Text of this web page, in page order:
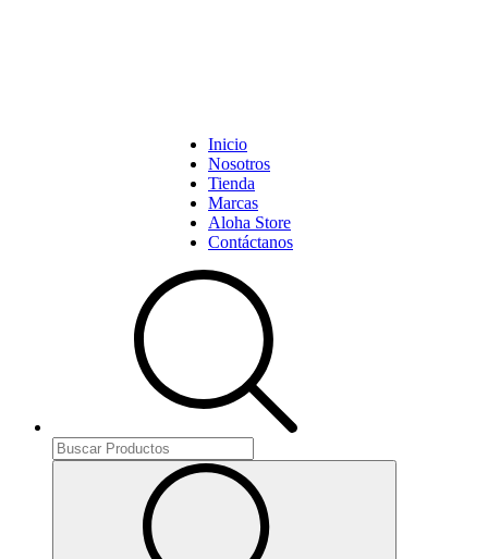
Inicio
Nosotros
Tienda
Marcas
Aloha Store
Contáctanos